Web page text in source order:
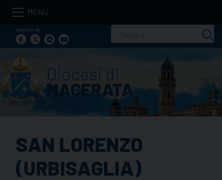
Skip
contentseguici su
per:
SAN LORENZO
(URBISAGLIA)